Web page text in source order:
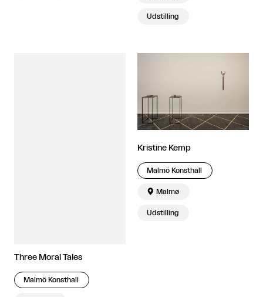
Udstilling
Three Moral Tales
Malmö Konsthall
Kristine Kemp
Malmö Konsthall
 Malmø
Udstilling